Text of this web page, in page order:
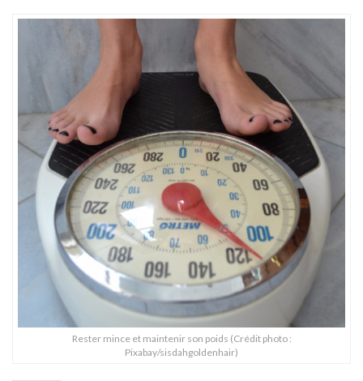
Rester mince et maintenir son poids (Crédit photo :
Pixabay/sisdahgoldenhair)